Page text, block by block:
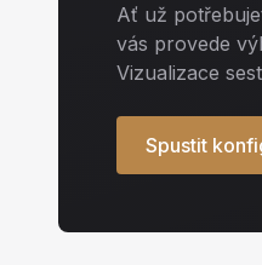
Ať už
vás provede
Vizualizace
Spustit